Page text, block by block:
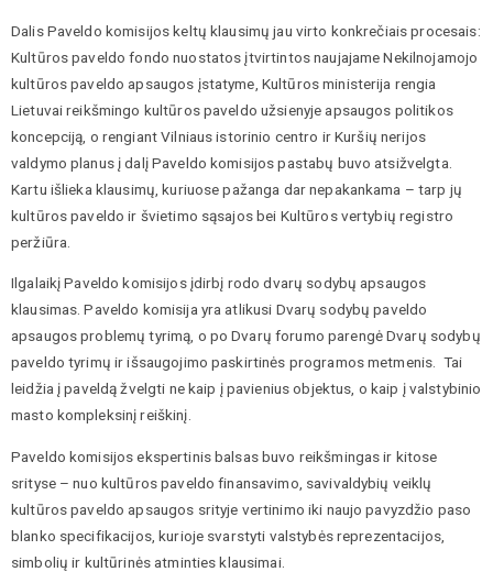
Dalis Paveldo komisijos keltų klausimų jau virto konkrečiais procesais:
Kultūros paveldo fondo nuostatos įtvirtintos naujajame Nekilnojamojo
kultūros paveldo apsaugos įstatyme, Kultūros ministerija rengia
Lietuvai reikšmingo kultūros paveldo užsienyje apsaugos politikos
koncepciją, o rengiant Vilniaus istorinio centro ir Kuršių nerijos
valdymo planus į dalį Paveldo komisijos pastabų buvo atsižvelgta.
Kartu išlieka klausimų, kuriuose pažanga dar nepakankama – tarp jų
kultūros paveldo ir švietimo sąsajos bei Kultūros vertybių registro
peržiūra.
Ilgalaikį Paveldo komisijos įdirbį rodo dvarų sodybų apsaugos
klausimas. Paveldo komisija yra atlikusi Dvarų sodybų paveldo
apsaugos problemų tyrimą, o po Dvarų forumo parengė Dvarų sodybų
paveldo tyrimų ir išsaugojimo paskirtinės programos metmenis. Tai
leidžia į paveldą žvelgti ne kaip į pavienius objektus, o kaip į valstybinio
masto kompleksinį reiškinį.
Paveldo komisijos ekspertinis balsas buvo reikšmingas ir kitose
srityse – nuo kultūros paveldo finansavimo, savivaldybių veiklų
kultūros paveldo apsaugos srityje vertinimo iki naujo pavyzdžio paso
blanko specifikacijos, kurioje svarstyti valstybės reprezentacijos,
simbolių ir kultūrinės atminties klausimai.